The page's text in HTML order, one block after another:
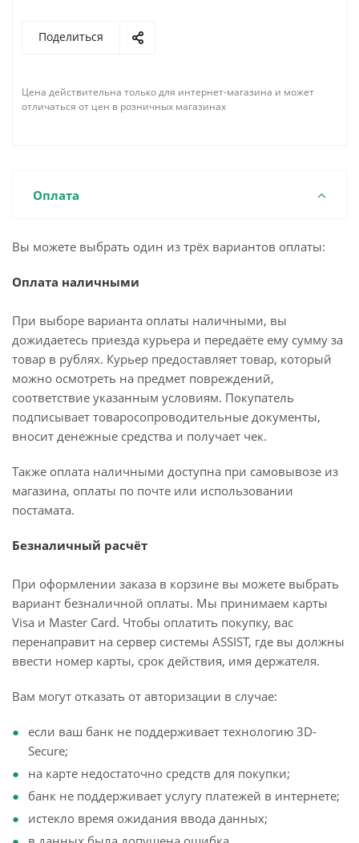
Поделиться
Цена действительна только для интернет-магазина и может
отличаться от цен в розничных магазинах
Оплата
Вы можете выбрать один из трёх вариантов оплаты:
Оплата наличными
При выборе варианта оплаты наличными, вы
дожидаетесь приезда курьера и передаёте ему сумму за
товар в рублях. Курьер предоставляет товар, который
можно осмотреть на предмет повреждений,
соответствие указанным условиям. Покупатель
подписывает товаросопроводительные документы,
вносит денежные средства и получает чек.
Также оплата наличными доступна при самовывозе из
магазина, оплаты по почте или использовании
постамата.
Безналичный расчёт
При оформлении заказа в корзине вы можете выбрать
вариант безналичной оплаты. Мы принимаем карты
Visa и Master Card. Чтобы оплатить покупку, вас
перенаправит на сервер системы ASSIST, где вы должны
ввести номер карты, срок действия, имя держателя.
Вам могут отказать от авторизации в случае:
если ваш банк не поддерживает технологию 3D-
Secure;
на карте недостаточно средств для покупки;
банк не поддерживает услугу платежей в интернете;
истекло время ожидания ввода данных;